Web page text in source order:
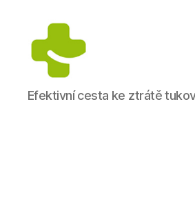
Dietologické
centrum
Efektivní cesta ke ztrátě